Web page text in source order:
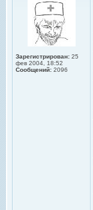
Зарегистрирован: 25
фев 2004, 18:52
Сообщений: 2096